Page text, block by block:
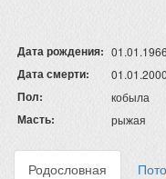
Дата рождения: 01.01.1966
Дата смерти: 01.01.2000
Пол: кобыла
Масть: рыжая
Родословная